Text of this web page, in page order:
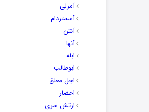
آمرلی
آمستردام
آنتن
آنها
ابله
ابوطالب
اجل معلق
احضار
ارتش سری